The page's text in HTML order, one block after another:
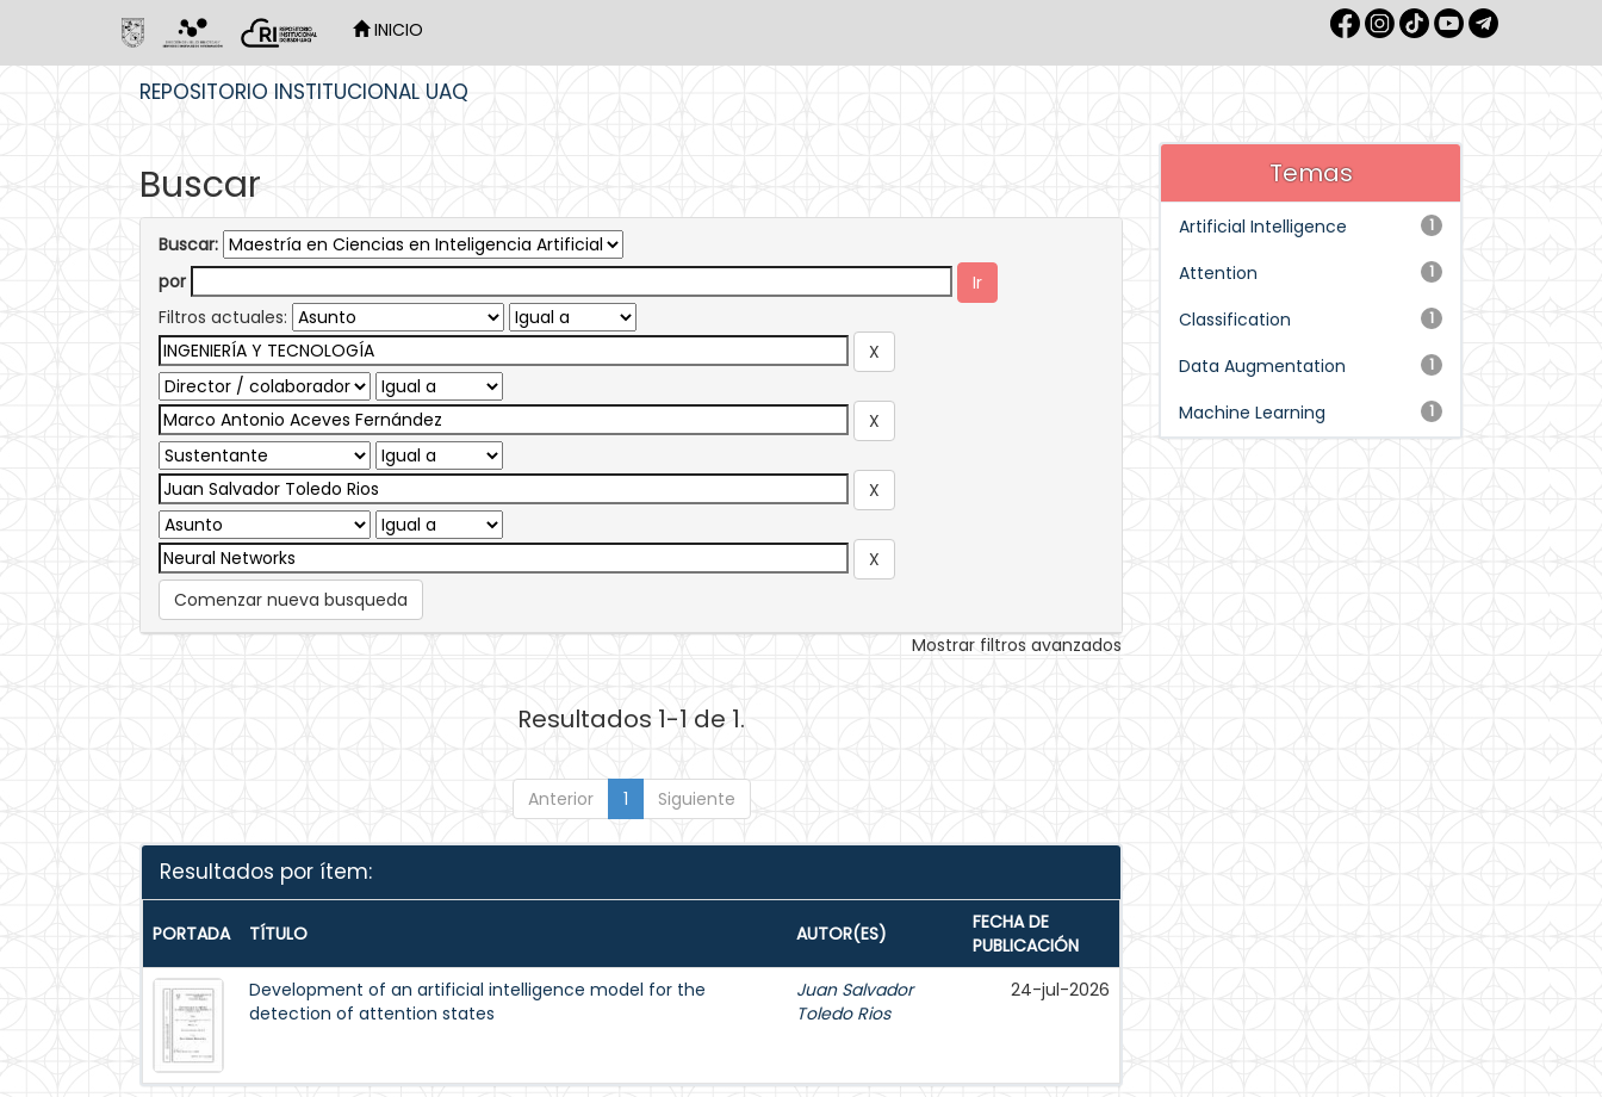
INICIO
REPOSITORIO INSTITUCIONAL UAQ
Buscar
Buscar:
por
Filtros actuales:
Comenzar nueva busqueda
Mostrar filtros avanzados
Resultados 1-1 de 1.
Anterior 1 Siguiente
Resultados por ítem:
PORTADA TÍTULO AUTOR(ES)
FECHA DE
PUBLICACIÓN
Development of an artificial intelligence model for the
detection of attention states
Juan Salvador
Toledo Rios
24-jul-2026
Temas
1
Artificial Intelligence
1
Attention
1
Classification
1
Data Augmentation
1
Machine Learning